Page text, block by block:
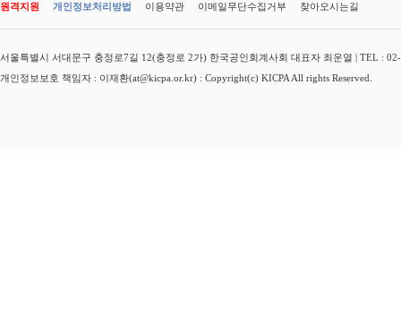
원격지원 개인정보처리방법 이용약관 이메일무단수집거부 찾아오시는길
서울특별시 서대문구 충정로7길 12(충정로 2가) 한국공인회계사회 대표자 최운열 | TEL :
개인정보보호 책임자 : 이재환(at@kicpa.or.kr) : Copyright(c) KICPA All rights Reserved.